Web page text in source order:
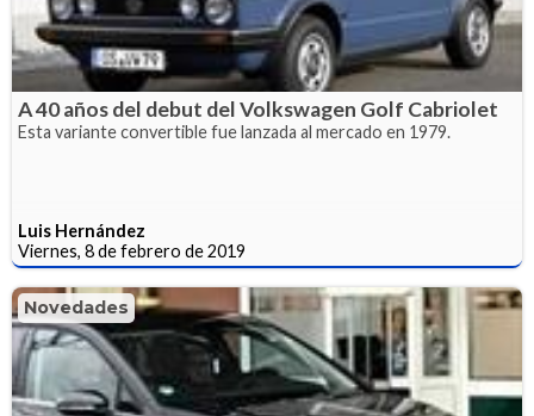
A 40 años del debut del Volkswagen Golf Cabriolet
Esta variante convertible fue lanzada al mercado en 1979.
Luis Hernández
Viernes, 8 de febrero de 2019
Novedades